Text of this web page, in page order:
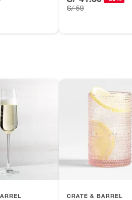
alimenticios, vitaminas.
S/ 59
CRATE & BARREL